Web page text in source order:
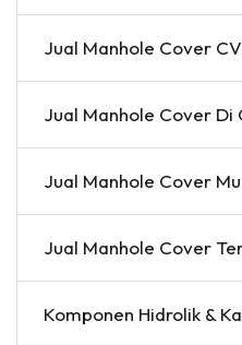
Jual Manhole Cover
Jual Manhole Cover Di
Jual Manhole Cover
Jual Manhole Cover
Komponen Hidrolik &